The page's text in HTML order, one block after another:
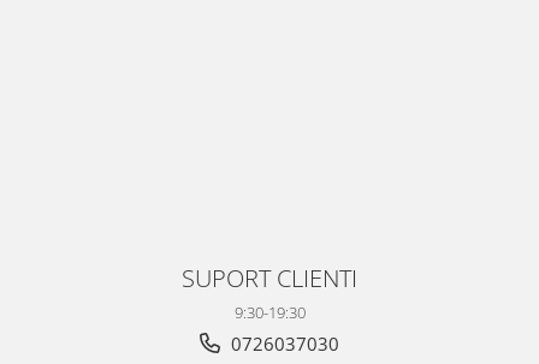
SUPORT CLIENTI
9:30-19:30
0726037030